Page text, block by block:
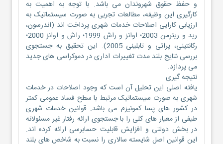
و حفظ حقوق شهروندان می باشد. با توجه به اهمیت به
کارگیری این وظیفه، مطالعات تجربی به صورت سیستماتیک به
ارزیابی کارایی اصلاحات خدمات شهری پرداخت اند (اندرسون،
رید و ریترمن 2003؛ اوانز و راش 1999؛ راش و اوانز 2000؛
رکانتینی، پراتی و تابلینی 2005). این تحقیق به جستجوی
بررسی نتایج بلند مدت تغییرات اداری در دموکراسی های جدید
می پردازد.
نتیجه گیری
یافته اصلی این تحلیل آن است که وجود اصلاحات در خدمات
شهری به صورت سیستماتیک مرتبط با سطح فساد عمومی کمتر
در کشور های پسا کمونیزم می باشد. قوانین خدمات شهری
طیفی از معیار های کلی را با جستجوی ارائه رفتار غیر مسئولانه
در بخش دولتی و افزایش قابلیت حسابرسی ارائه کرده اند.
این قوانین اصل شایسته سالاری را نسبت به شاخص های بلند